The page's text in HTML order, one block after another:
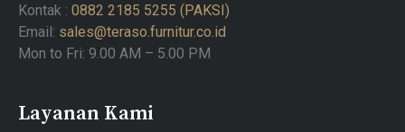
Kontak : 0882 2185 5255 (PAKSI)
Email: sales@teraso.furnitur.co.id
Mon to Fri: 9.00 AM – 5.00 PM
Layanan Kami